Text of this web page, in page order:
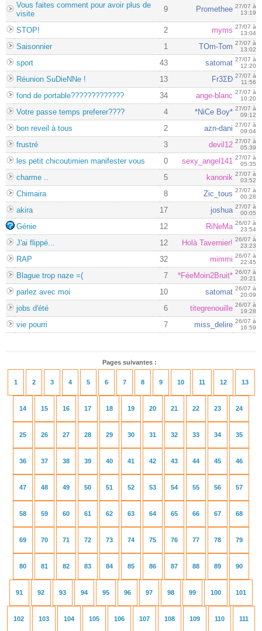
Vous faites comment pour avoir plus de
visite
9 Promethee 27/07 à
13:19
STOP! 2 myms 27/07 à
13:04
Saisonnier 1 TOm-Tom 27/07 à
13:02
sport 43 satomat 27/07 à
12:20
Réunion SuDieNNe ! 13 Fr3ΣĐ 27/07 à
11:56
fond de portable????????????? 34 ange-blanc 27/07 à
10:20
Votre passe temps preferer???? 4 *NiCe Boy* 27/07 à
09:12
bon reveil à tous 2 azn-dani 27/07 à
09:04
frustré 3 devil12 27/07 à
05:39
les petit chicoutimien manifester vous 0 sexy_angel141 27/07 à
05:35
charme .. 5 kanonik 27/07 à
03:52
Chimaira 8 Zic_tous 27/07 à
00:28
akira 17 joshua 27/07 à
00:05
Génie 12 RiNeMa 26/07 à
23:54
J'ai flippé... 12 Holà Tavernier! 26/07 à
23:23
RAP 32 mimmi 26/07 à
22:45
Blague trop naze =( 7 *FéeMoin2Bruit* 26/07 à
20:21
parlez avec moi 10 satomat 26/07 à
20:09
jobs d'été 6 titegrenouille 26/07 à
19:28
vie pourri 7 miss_delire 26/07 à
16:59
Pages suivantes :
1 2 3 4 5 6 7 8 9 10 11 12 13
14 15 16 17 18 19 20 21 22 23 24
25 26 27 28 29 30 31 32 33 34 35
36 37 38 39 40 41 42 43 44 45 46
47 48 49 50 51 52 53 54 55 56 57
58 59 60 61 62 63 64 65 66 67 68
69 70 71 72 73 74 75 76 77 78 79
80 81 82 83 84 85 86 87 88 89 90
91 92 93 94 95 96 97 98 99 100 101
102 103 104 105 106 107 108 109 110 111